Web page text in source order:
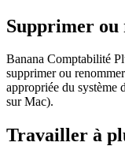
Supprimer ou
Banana Comptabilité
supprimer ou
appropriée du
sur Mac).
Travailler à